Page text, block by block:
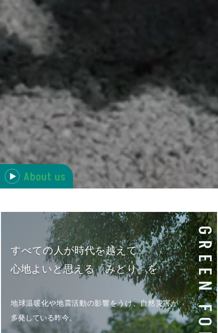
すべての人が時代を越えて
心地よいと思える「みどり」を
地球温暖化や地震活動の影響をうけ、自然災害が
多発している昨今。